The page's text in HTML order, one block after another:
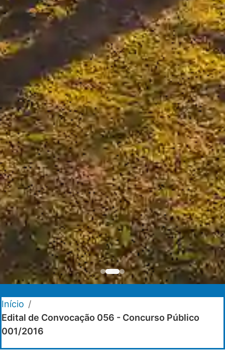
Início /
Edital de Convocação 056 - Concurso Público
001/2016